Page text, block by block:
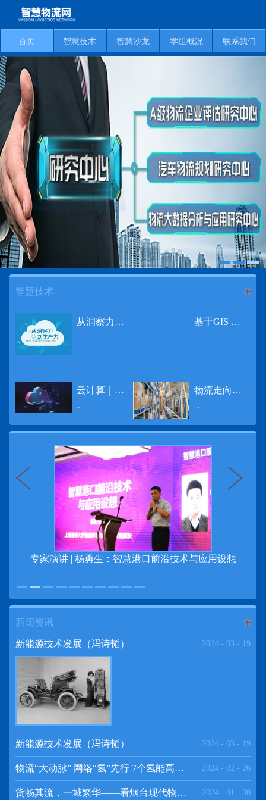
首页 智慧技术 智慧沙龙 学组概况 联系我们
智慧技术
从洞察力到生产力 伊利大数据的价值创造
...
基于GIS 的小城市交通网络分析研究
...
云计算｜边缘计算将为物联网行业带来巨大增长
...
物流走向未来的“魔法师”
...
专家演讲 | 杨勇生：智慧港口前沿技术与应用设想
新闻资讯
新能源技术发展（冯诗韬） 2024 - 03 - 19
新能源技术发展（冯诗韬） 2024 - 03 - 19
物流“大动脉” 网络“氢”先行 7个氢能高速场景落地京津冀 2024 - 02 - 26
货畅其流，一城繁华——看烟台现代物流发展 2024 - 01 - 30
频道
>>